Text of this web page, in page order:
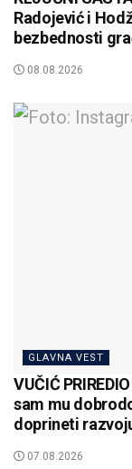
Radojević i
bezbednosti
08.08.2026
GLAVNA VEST
VUČIĆ
sam mu
doprineti
07.08.2026